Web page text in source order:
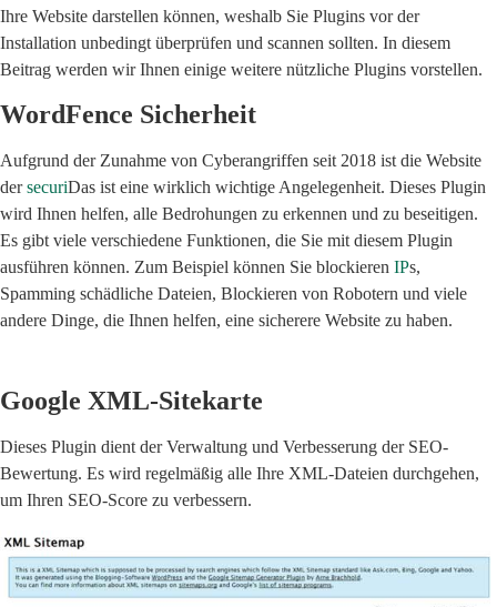
Ihre Website darstellen können, weshalb Sie Plugins vor der
Installation unbedingt überprüfen und scannen sollten. In diesem
Beitrag werden wir Ihnen einige weitere nützliche Plugins vorstellen.
WordFence Sicherheit
Aufgrund der Zunahme von Cyberangriffen seit 2018 ist die Website
dersecuriDas ist eine wirklich wichtige Angelegenheit. Dieses Plugin
wird Ihnen helfen, alle Bedrohungen zu erkennen und zu beseitigen.
Es gibt viele verschiedene Funktionen, die Sie mit diesem Plugin
ausführen können. Zum Beispiel können Sie blockieren IPs,
Spamming schädliche Dateien, Blockieren von Robotern und viele
andere Dinge, die Ihnen helfen, eine sicherere Website zu haben.
Google XML-Sitekarte
Dieses Plugin dient der Verwaltung und Verbesserung der SEO-
Bewertung. Es wird regelmäßig alle Ihre XML-Dateien durchgehen,
um Ihren SEO-Score zu verbessern.